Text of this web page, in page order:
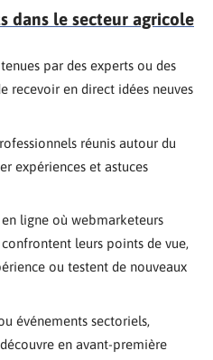
dans le secteur agricole
par des experts ou des
recevoir en direct idées neuves
réunis autour du
expériences et astuces
en ligne où webmarketeurs
leurs points de vue,
ou testent de nouveaux
événements sectoriels,
en avant-première